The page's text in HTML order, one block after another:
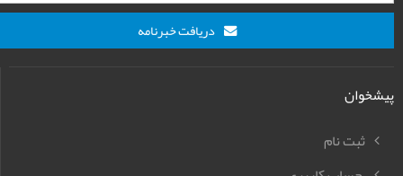
دریافت خبرنامه
پیشخوان
ثبت نام